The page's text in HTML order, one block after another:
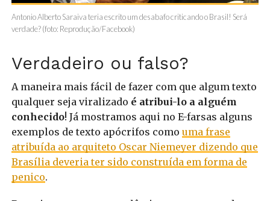
Antonio Alberto Saraiva teria escrito um desabafo criticando o Brasil! Será
verdade? (foto: Reprodução/Facebook)
Verdadeiro ou falso?
A maneira mais fácil de fazer com que algum texto
qualquer seja viralizado é atribui-lo a alguém
conhecido! Já mostramos aqui no E-farsas alguns
exemplos de texto apócrifos como uma frase
atribuída ao arquiteto Oscar Niemeyer dizendo que
Brasília deveria ter sido construída em forma de
penico.